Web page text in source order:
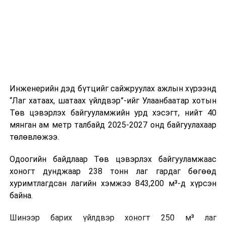
өдөр тутмын ажлын бэлэн байдлыг хангах зэрэг
практик ур чадварыг сургалтын хөтөлбөрт тусгажээ.
Сургалтыг танилцуулах лекц, асуулт-хариулт,
жишээнд суурилсан сургалт, багаар ажиллах дасгал,
танилцах, онцгой нөхцөлд ажиллах дадлага зэрэг
онол, практик хосолсон хэлбэрээр зохион байгуулж
байна.
зохион байгуулах Үндэсний хорооны Ажлын алба,
Инженерийн дэд бүтцийг сайжруулах ажлын хүрээнд
“Лаг хатаах, шатаах үйлдвэр”-ийг Улаанбаатар хотын
Төв цэвэрлэх байгууламжийн урд хэсэгт, нийт 40
мянган ам метр талбайд 2025-2027 онд байгуулахаар
төлөвлөжээ.
Одоогийн байдлаар Төв цэвэрлэх байгууламжаас
хоногт дунджаар 238 тонн лаг гардаг бөгөөд
хуримтлагдсан лагийн хэмжээ 843,200 м³-д хүрсэн
байна.
Шинээр барих үйлдвэр хоногт 250 м³ лаг